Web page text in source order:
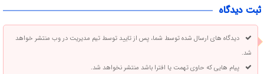
ثبت دیدگاه
دیدگاه های ارسال شده توسط شما، پس از تایید توسط تیم مدیریت در وب منتشر خواهد
شد.
پیام هایی که حاوی تهمت یا افترا باشد منتشر نخواهد شد.